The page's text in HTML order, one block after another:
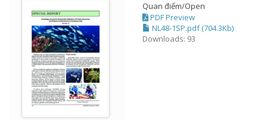
Quan điểm/Open
PDF Preview
NL48-1SP.pdf (704.3Kb)
Downloads: 93